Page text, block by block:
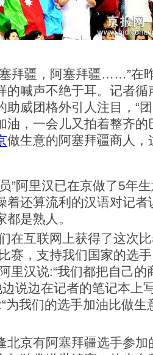
疆，阿塞拜疆……”在昨
的喊声不绝于耳。记者
助威团格外引人注目，“
油，一会儿又拍着整齐
做生意的阿塞拜疆商人，
阿里汉已在京做了5年生
着还算流利的汉语对记者
都是熟人。
在互联网上获得了这次
赛，支持我们国家的选
里汉说:“我们都把自己
边说边在记者的笔记本
为我们的选手加油比做生
京有阿塞拜疆选手参加